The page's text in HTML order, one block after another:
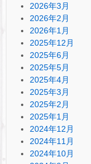
2026年3月
2026年2月
2026年1月
2025年12月
2025年6月
2025年5月
2025年4月
2025年3月
2025年2月
2025年1月
2024年12月
2024年11月
2024年10月